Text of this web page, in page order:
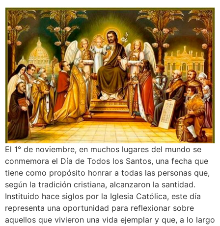
El 1° de noviembre, en muchos lugares del mundo se
conmemora el Día de Todos los Santos, una fecha que
tiene como propósito honrar a todas las personas que,
según la tradición cristiana, alcanzaron la santidad.
Instituido hace siglos por la Iglesia Católica, este día
representa una oportunidad para reflexionar sobre
aquellos que vivieron una vida ejemplar y que, a lo largo